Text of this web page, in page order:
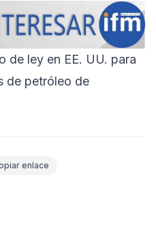
de ley en EE. UU. para
de petróleo de
enlace